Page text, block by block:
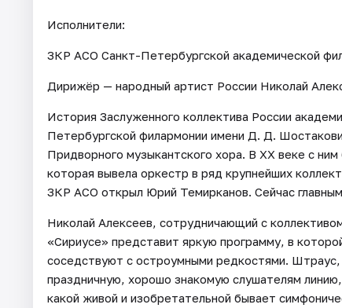
Исполнители:
ЗКР АСО Санкт-Петербургской академической
Дирижёр — народный артист России Николай
История Заслуженного коллектива России
Петербургской филармонии имени Д. Д.
Придворного музыкантского хора. В XX веке с
которая вывела оркестр в ряд крупнейших
ЗКР АСО открыл Юрий Темирканов. Сейчас
Николай Алексеев, сотрудничающий с
«Сириусе» представит яркую программу, в
соседствуют с остроумными редкостями.
праздничную, хорошо знакомую слушателям
какой живой и изобретательной бывает